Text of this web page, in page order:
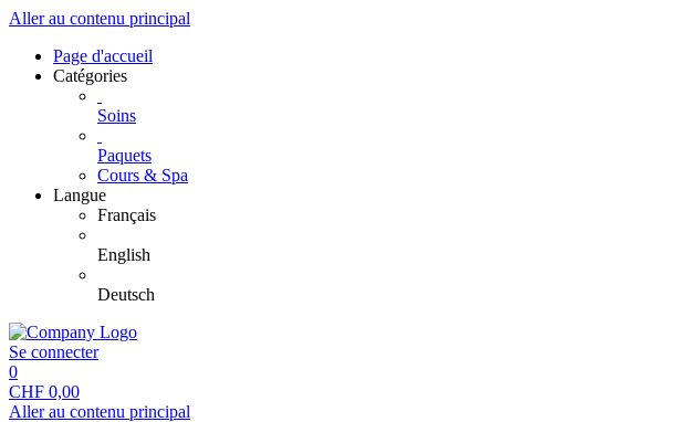
Aller au contenu principal
Page d'accueil
Catégories
Soins
Paquets
Cours & Spa
Langue
Français
English
Deutsch
Se connecter
0
CHF 0,00
Aller au contenu principal